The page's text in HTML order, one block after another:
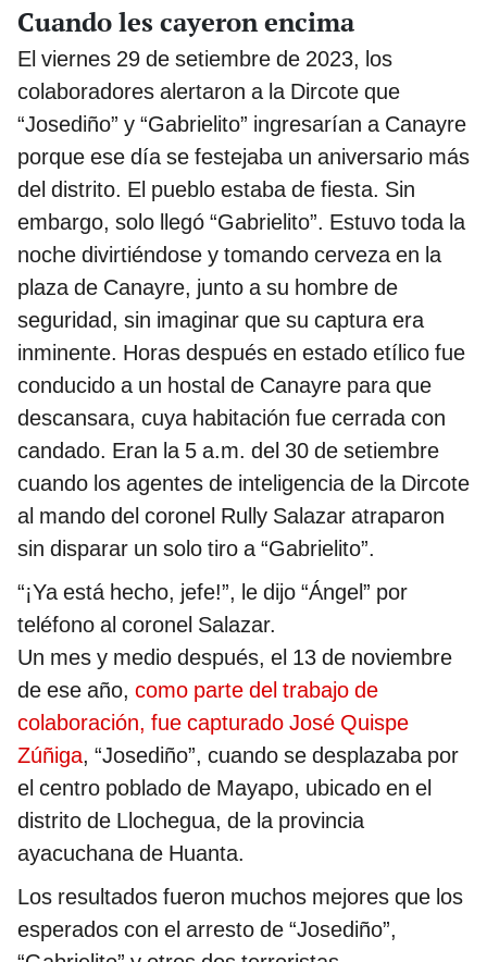
Cuando les cayeron encima
El viernes 29 de setiembre de 2023, los
colaboradores alertaron a la Dircote que
“Josediño” y “Gabrielito” ingresarían a Canayre
porque ese día se festejaba un aniversario más
del distrito. El pueblo estaba de fiesta. Sin
embargo, solo llegó “Gabrielito”. Estuvo toda la
noche divirtiéndose y tomando cerveza en la
plaza de Canayre, junto a su hombre de
seguridad, sin imaginar que su captura era
inminente. Horas después en estado etílico fue
conducido a un hostal de Canayre para que
descansara, cuya habitación fue cerrada con
candado. Eran la 5 a.m. del 30 de setiembre
cuando los agentes de inteligencia de la Dircote
al mando del coronel Rully Salazar atraparon
sin disparar un solo tiro a “Gabrielito”.
“¡Ya está hecho, jefe!”, le dijo “Ángel” por
teléfono al coronel Salazar.
Un mes y medio después, el 13 de noviembre
de ese año, como parte del trabajo de
colaboración, fue capturado José Quispe
Zúñiga, “Josediño”, cuando se desplazaba por
el centro poblado de Mayapo, ubicado en el
distrito de Llochegua, de la provincia
ayacuchana de Huanta.
Los resultados fueron muchos mejores que los
esperados con el arresto de “Josediño”,